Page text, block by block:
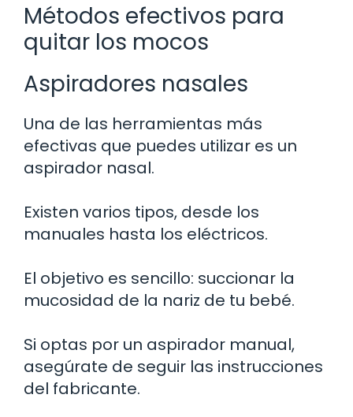
Métodos efectivos para
quitar los mocos
Aspiradores nasales
Una de las herramientas más
efectivas que puedes utilizar es un
aspirador nasal.
Existen varios tipos, desde los
manuales hasta los eléctricos.
El objetivo es sencillo: succionar la
mucosidad de la nariz de tu bebé.
Si optas por un aspirador manual,
asegúrate de seguir las instrucciones
del fabricante.